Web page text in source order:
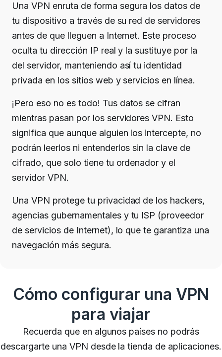
Una VPN enruta de forma segura los datos de
tu dispositivo a través de su red de servidores
antes de que lleguen a Internet. Este proceso
oculta tu dirección IP real y la sustituye por la
del servidor, manteniendo así tu identidad
privada en los sitios web y servicios en línea.
¡Pero eso no es todo! Tus datos se cifran
mientras pasan por los servidores VPN. Esto
significa que aunque alguien los intercepte, no
podrán leerlos ni entenderlos sin la clave de
cifrado, que solo tiene tu ordenador y el
servidor VPN.
Una VPN protege tu privacidad de los hackers,
agencias gubernamentales y tu ISP (proveedor
de servicios de Internet), lo que te garantiza una
navegación más segura.
Cómo configurar una VPN
para viajar
Recuerda que en algunos países no podrás
descargarte una VPN desde la tienda de aplicaciones.